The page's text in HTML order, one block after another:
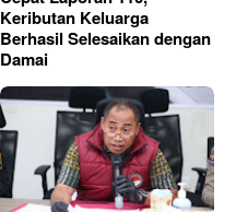
Keributan Keluarga
Berhasil Selesaikan dengan
Damai